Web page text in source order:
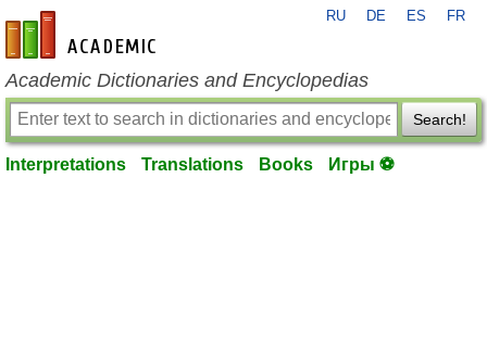
en-academic.com
RU DE ES FR
Academic Dictionaries and Encyclopedias
Search!
Interpretations Translations Books Игры ⚽